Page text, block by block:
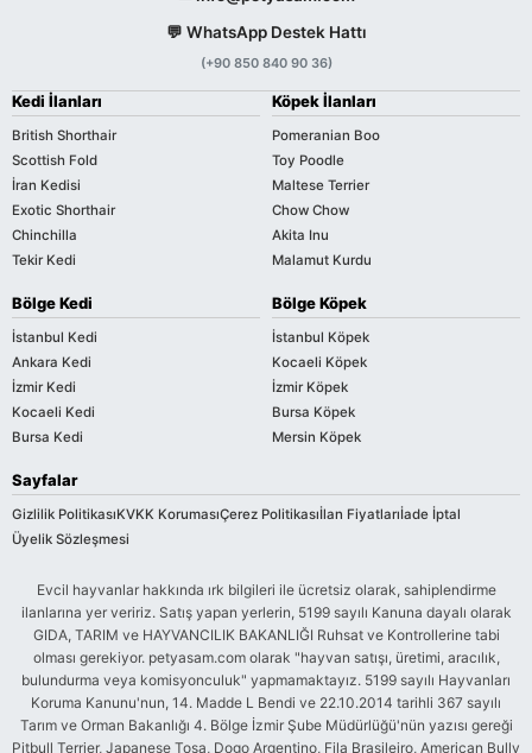
💬 WhatsApp Destek Hattı
(+90 850 840 90 36)
Kedi İlanları
British Shorthair
Scottish Fold
İran Kedisi
Exotic Shorthair
Chinchilla
Tekir Kedi
Köpek İlanları
Pomeranian Boo
Toy Poodle
Maltese Terrier
Chow Chow
Akita Inu
Malamut Kurdu
Bölge Kedi
İstanbul Kedi
Ankara Kedi
İzmir Kedi
Kocaeli Kedi
Bursa Kedi
Bölge Köpek
İstanbul Köpek
Kocaeli Köpek
İzmir Köpek
Bursa Köpek
Mersin Köpek
Sayfalar
Gizlilik PolitikasıKVKK KorumasıÇerez Politikasıİlan Fiyatlarıİade İptal
Üyelik Sözleşmesi
Evcil hayvanlar hakkında ırk bilgileri ile ücretsiz olarak, sahiplendirme
ilanlarına yer veririz. Satış yapan yerlerin, 5199 sayılı Kanuna dayalı olarak
GIDA, TARIM ve HAYVANCILIK BAKANLIĞI Ruhsat ve Kontrollerine tabi
olması gerekiyor. petyasam.com olarak "hayvan satışı, üretimi, aracılık,
bulundurma veya komisyonculuk" yapmamaktayız. 5199 sayılı Hayvanları
Koruma Kanunu'nun, 14. Madde L Bendi ve 22.10.2014 tarihli 367 sayılı
Tarım ve Orman Bakanlığı 4. Bölge İzmir Şube Müdürlüğü'nün yazısı gereği
Pitbull Terrier, Japanese Tosa, Dogo Argentino, Fila Brasileiro, American Bully